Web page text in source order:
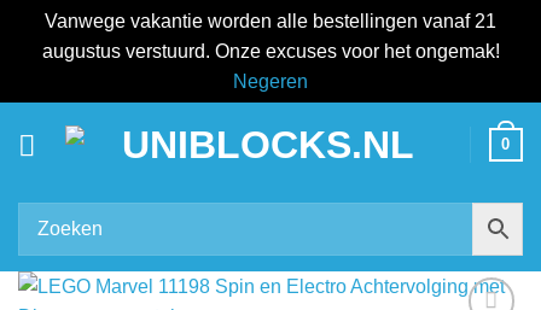
Vanwege vakantie worden alle bestellingen vanaf 21
augustus verstuurd. Onze excuses voor het ongemak!
Negeren
0